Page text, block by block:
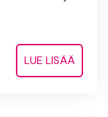
LUE LISÄÄ